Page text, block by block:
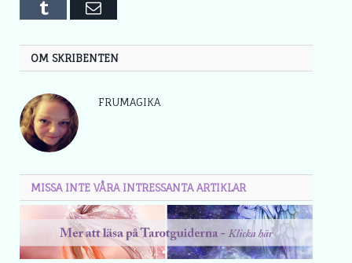
Tumblr E-
OM SKRIBENTEN
FRUMAGIKA
MISSA INTE VÅRA INTRESSANTA ARTIKLAR